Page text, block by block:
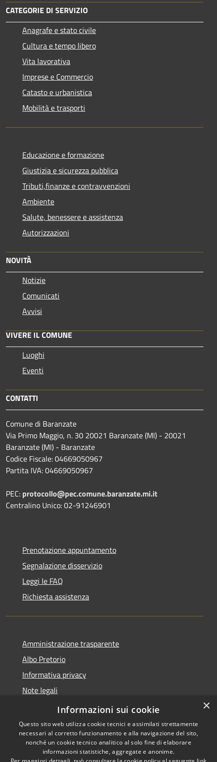
CATEGORIE DI SERVIZIO
Anagrafe e stato civile
Cultura e tempo libero
Vita lavorativa
Imprese e Commercio
Catasto e urbanistica
Mobilità e trasporti
Educazione e formazione
Giustizia e sicurezza pubblica
Tributi,finanze e contravvenzioni
Ambiente
Salute, benessere e assistenza
Autorizzazioni
NOVITÀ
Notizie
Comunicati
Avvisi
VIVERE IL COMUNE
Luoghi
Eventi
CONTATTI
Comune di Baranzate
Via Primo Maggio, n. 30 20021 Baranzate (MI) - 20021
Baranzate (MI) - Baranzate
Codice Fiscale: 04669050967
Partita IVA: 04669050967
PEC: protocollo@pec.comune.baranzate.mi.it
Centralino Unico: 02-91246901
Prenotazione appuntamento
Segnalazione disservizio
Leggi le FAQ
Richiesta assistenza
Amministrazione trasparente
Albo Pretorio
Informativa privacy
Note legali
Dichiarazione di accessibilità
Copyright © 2026 • Comune di
×
Informazioni sui cookie
Questo sito web utilizza cookie tecnici e assimilati strettamente
necessari al corretto funzionamento e alla navigazione del sito,
nonché un cookie tecnico analitico al solo fine di elaborare
informazioni statistiche, aggregate e anonime.